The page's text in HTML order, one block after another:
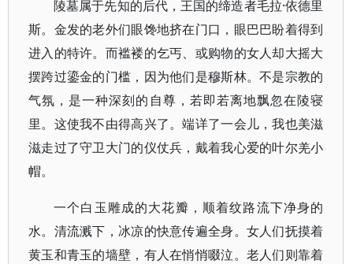
陵墓属于先知的后代，王国的缔造者毛拉·依德里
斯。金发的老外们眼馋地挤在门口，眼巴巴盼着得到
进入的特许。而褴褛的乞丐、或购物的女人却大摇大
摆跨过鎏金的门槛，因为他们是穆斯林。不是宗教的
气氛，是一种深刻的自尊，若即若离地飘忽在陵寝
里。这使我不由得高兴了。端详了一会儿，我也美滋
滋走过了守卫大门的仪仗兵，戴着我心爱的叶尔羌小
帽。
一个白玉雕成的大花瓣，顺着纹路流下净身的
水。清流溅下，冰凉的快意传遍全身。女人们抚摸着
黄玉和青玉的墙壁，有人在悄悄啜泣。老人们则靠着